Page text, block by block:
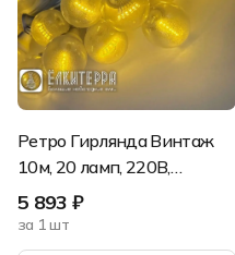
Ретро Гирлянда Винтаж
10м, 20 ламп, 220В,
ТЁПЛ.БЕЛЫЙ, Белый
Резиновый провод
5 893 ₽
за 1 шт